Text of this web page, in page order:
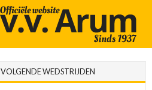
VOLGENDE WEDSTRIJDEN